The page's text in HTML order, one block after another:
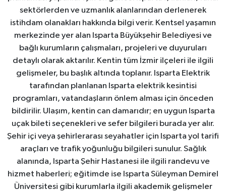
sektörlerden ve uzmanlık alanlarından derlenerek
istihdam olanakları hakkında bilgi verir. Kentsel yaşamın
merkezinde yer alan Isparta Büyükşehir Belediyesi ve
bağlı kurumların çalışmaları, projeleri ve duyuruları
detaylı olarak aktarılır. Kentin tüm İzmir ilçeleri ile ilgili
gelişmeler, bu başlık altında toplanır. Isparta Elektrik
tarafından planlanan Isparta elektrik kesintisi
programları, vatandaşların önlem alması için önceden
bildirilir. Ulaşım, kentin can damarıdır; en uygun Isparta
uçak bileti seçenekleri ve sefer bilgileri burada yer alır.
Şehir içi veya şehirlerarası seyahatler için Isparta yol tarifi
araçları ve trafik yoğunluğu bilgileri sunulur. Sağlık
alanında, Isparta Şehir Hastanesi ile ilgili randevu ve
hizmet haberleri; eğitimde ise Isparta Süleyman Demirel
Üniversitesi gibi kurumlarla ilgili akademik gelişmeler